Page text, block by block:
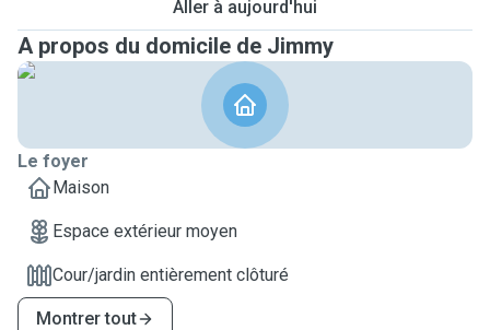
Aller à aujourd'hui
A propos du domicile de Jimmy
Le foyer
Maison
Espace extérieur moyen
Cour/jardin entièrement clôturé
Montrer tout